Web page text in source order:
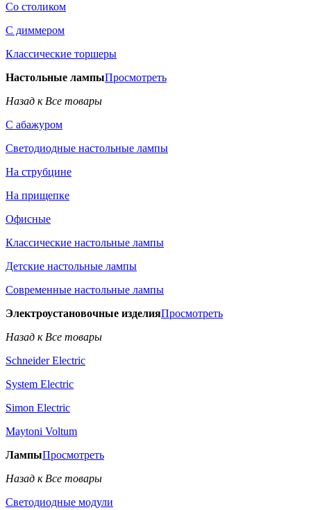
Со столиком
С диммером
Классические торшеры
Настольные лампыПросмотреть
Назад к Все товары
С абажуром
Светодиодные настольные лампы
На струбцине
На прищепке
Офисные
Классические настольные лампы
Детские настольные лампы
Современные настольные лампы
Электроустановочные изделияПросмотреть
Назад к Все товары
Schneider Electric
System Electric
Simon Electric
Maytoni Voltum
ЛампыПросмотреть
Назад к Все товары
Светодиодные модули